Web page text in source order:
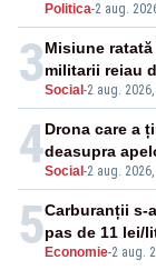
Politica-2 aug.
3Social -2 aug.
Misiune
militarii reiau
4Social -2 aug.
Drona care a
deasupra
5 Economie-2 aug.
Carburanții s-
pas de 11 lei/